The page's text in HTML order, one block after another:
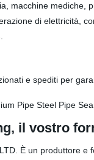
macchine
di elettricità,
e spediti per
il vostro
È un produttore